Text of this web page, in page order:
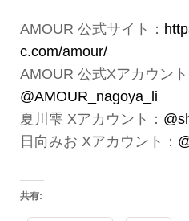
AMOUR 公式サイト：
c.com/amour/
AMOUR 公式Xアカウント
@AMOUR_nagoya_li
夏川雫 Xアカウント：
日向みお Xアカウント：
共有: